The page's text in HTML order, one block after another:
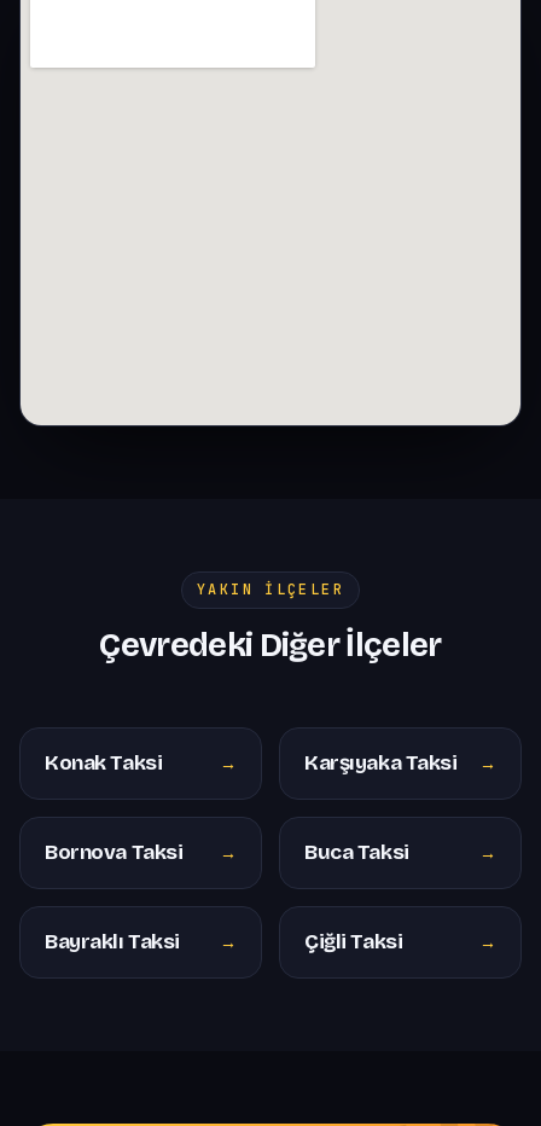
YAKIN İLÇELER
Çevredeki Diğer İlçeler
Konak Taksi → Karşıyaka Taksi →
Bornova Taksi → Buca Taksi →
Bayraklı Taksi → Çiğli Taksi →